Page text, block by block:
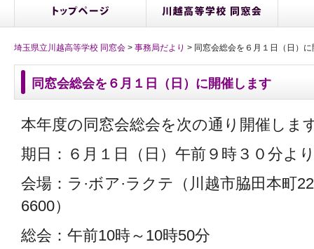
埼玉県立川越高等学校 同窓会 > 事務局だより > 同窓会総会を６月１日（日）
同窓会総会を６月１日（日）に開催します
本年度の同窓会総会を次の通り開催しま
期日：６月１日（日）午前９時３０分よ
会場：ラ·ボア·ラクテ（川越市脇田本町
6600）
総会：午前10時～10時50分